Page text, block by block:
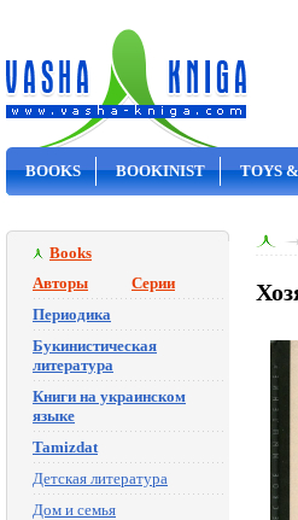
BOOKS BOOKINIST TOYS
Books
Авторы
Серии
Периодика
Букинистическая
литература
Книги на украинском
языке
Tamizdat
Детская литература
Дом и семья